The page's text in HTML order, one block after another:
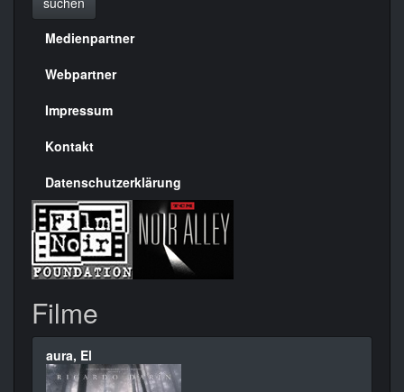
Menülinks
rechte
Seite
Medienpartner
Webpartner
Impressum
Kontakt
Datenschutzerklärung
Filme
aura, El